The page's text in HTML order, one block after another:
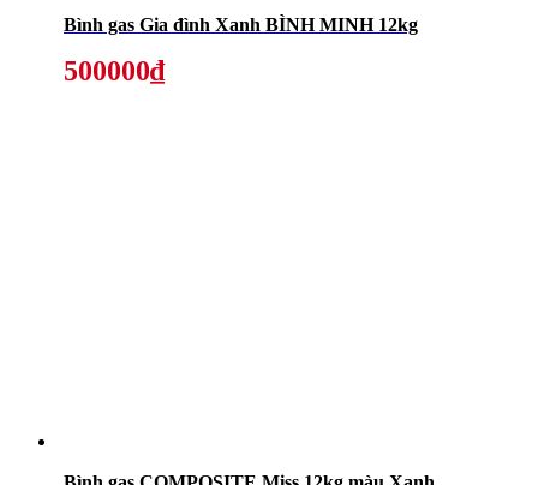
Bình gas Gia đình Xanh BÌNH MINH 12kg
500000₫